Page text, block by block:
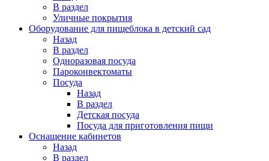
В раздел
Уличные покрытия
Оборудование для пищеблока в детский сад
Назад
В раздел
Одноразовая посуда
Пароконвектоматы
Посуда
Назад
В раздел
Детская посуда
Посуда для приготовления пищи
Оснащение кабинетов
Назад
В раздел